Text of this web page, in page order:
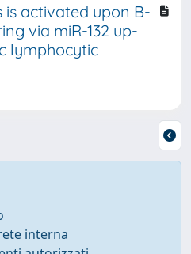
is activated upon B-
via miR-132 up-
lymphocytic
interna